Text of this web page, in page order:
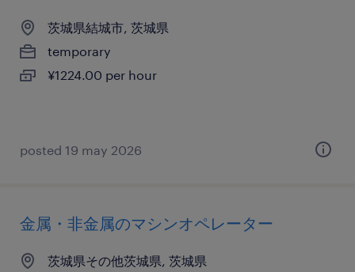
茨城県結城市, 茨城県
temporary
¥1224.00 per hour
posted 19 may 2026
金属・非金属のマシンオペレーター
茨城県その他茨城県, 茨城県